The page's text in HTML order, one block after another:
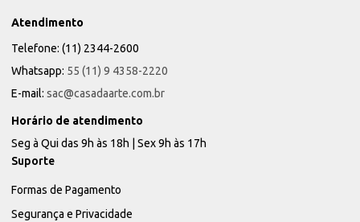
Atendimento
Telefone: (11) 2344-2600
Whatsapp: 55 (11) 9 4358-2220
E-mail: sac@casadaarte.com.br
Horário de atendimento
Seg à Qui das 9h às 18h | Sex 9h às 17h
Suporte
Formas de Pagamento
Segurança e Privacidade